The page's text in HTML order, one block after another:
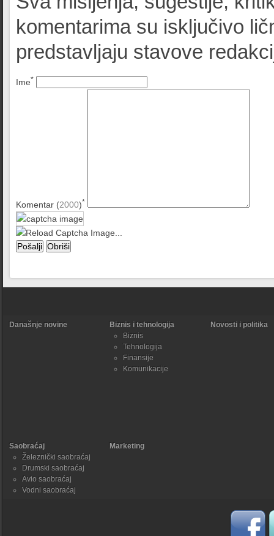
komentarima su isključivo
predstavljaju stavove
Ime*
Komentar (2000)*
Današnje novine
Biznis i tehnologija
Biznis
Tehnologija
Finansije
Komunikacije
Novosti i politika
Saobraćaj
Železnički saobraćaj
Drumski saobraćaj
Avio saobraćaj
Vodni saobraćaj
Marketing